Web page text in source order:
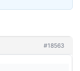
#18563